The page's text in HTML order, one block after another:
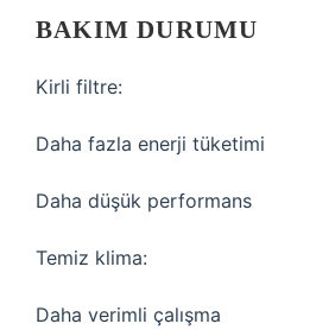
BAKIM DURUMU
Kirli filtre:
Daha fazla enerji tüketimi
Daha düşük performans
Temiz klima:
Daha verimli çalışma